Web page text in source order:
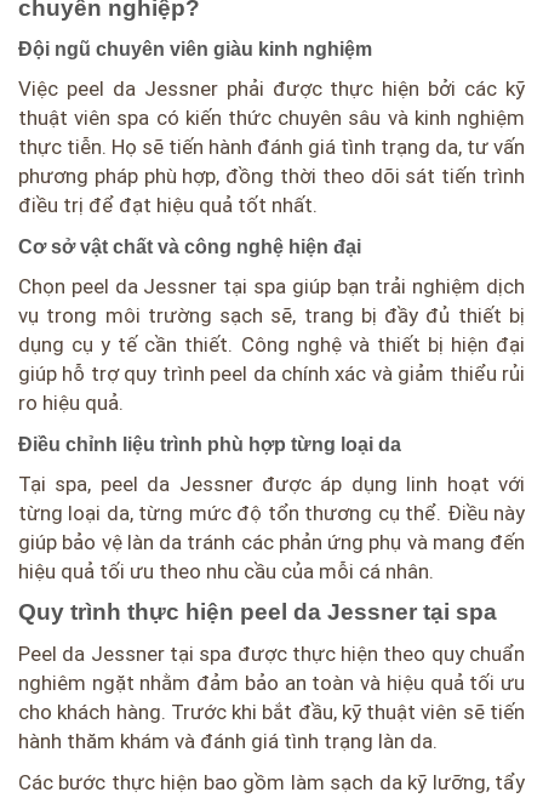
chuyên nghiệp?
Đội ngũ chuyên viên giàu kinh nghiệm
Việc peel da Jessner phải được thực hiện bởi các kỹ
thuật viên spa có kiến thức chuyên sâu và kinh nghiệm
thực tiễn. Họ sẽ tiến hành đánh giá tình trạng da, tư vấn
phương pháp phù hợp, đồng thời theo dõi sát tiến trình
điều trị để đạt hiệu quả tốt nhất.
Cơ sở vật chất và công nghệ hiện đại
Chọn peel da Jessner tại spa giúp bạn trải nghiệm dịch
vụ trong môi trường sạch sẽ, trang bị đầy đủ thiết bị
dụng cụ y tế cần thiết. Công nghệ và thiết bị hiện đại
giúp hỗ trợ quy trình peel da chính xác và giảm thiểu rủi
ro hiệu quả.
Điều chỉnh liệu trình phù hợp từng loại da
Tại spa, peel da Jessner được áp dụng linh hoạt với
từng loại da, từng mức độ tổn thương cụ thể. Điều này
giúp bảo vệ làn da tránh các phản ứng phụ và mang đến
hiệu quả tối ưu theo nhu cầu của mỗi cá nhân.
Quy trình thực hiện peel da Jessner tại spa
Peel da Jessner tại spa được thực hiện theo quy chuẩn
nghiêm ngặt nhằm đảm bảo an toàn và hiệu quả tối ưu
cho khách hàng. Trước khi bắt đầu, kỹ thuật viên sẽ tiến
hành thăm khám và đánh giá tình trạng làn da.
Các bước thực hiện bao gồm làm sạch da kỹ lưỡng, tẩy